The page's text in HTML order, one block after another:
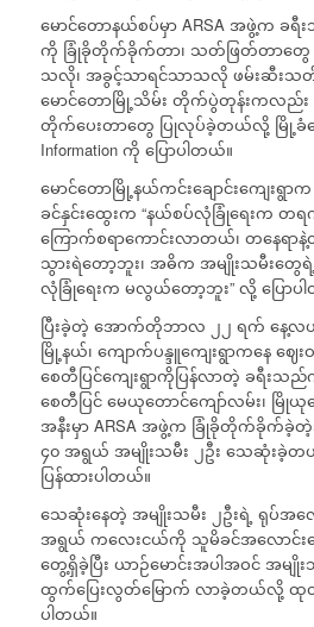
မောင်တောနယ်စပ်မှာ ARSA အဖွဲ့က ခ
ကို ခြုံခိုတိုက်ခိုက်တာ၊ သတ်ဖြတ်တာတွ
သလို၊ အခွင့်သာရင်သာသလို ဖမ်းဆီးသတ်
မောင်တောမြို့သိမ်း တိုက်ပွဲတုန်းကလည်
တိုက်ပေးတာတွေ ပြုလုပ်ခဲ့တယ်လို့ မြို့ခံတွ
Information ကို ပြောပါတယ်။
မောင်တောမြို့နယ်ကင်းချောင်းကျေး
ခင်နှင်းထွေးက “နယ်စပ်လုံခြုံရေးက
ကြောက်စရာကောင်းလာတယ်၊ တနေရာနဲ့
သွားရဲတော့ဘူး၊ အဓိက အမျိုးသမီးတွ
လုံခြုံရေးက မလွယ်တော့ဘူး” လို့ ပြောပ
ပြီးခဲ့တဲ့ အောက်တိုဘာလ ၂၂ ရက် နေ့လယ်
မြို့နယ်၊ ကျောက်ပန္ဒူကျေးရွာကနေ ဈေ
စေတီပြင်ကျေးရွာကိုပြန်လာတဲ့ ခရီးသ
စေတီပြင် မေယုတောင်ကျော်လမ်း၊ မ
အနီးမှာ ARSA အဖွဲ့က ခြုံခိုတိုက်ခိုက်
၄၀ အရွယ် အမျိုးသမီး ၂ဦး သေဆုံး
ပြန်ထားပါတယ်။
သေဆုံးနေတဲ့ အမျိုးသမီး ၂ဦးရဲ့ ရုပ်အလ
အရွယ် ကလေးငယ်ကို သူမိခင်အလောင်း
တွေ့ရှိခဲ့ပြီး ယာဉ်မောင်းအပါအဝင် အမျို
ထွက်ပြေးလွတ်မြောက် လာခဲ့တယ်လို့ ထုတ်ပ
ပါတယ်။